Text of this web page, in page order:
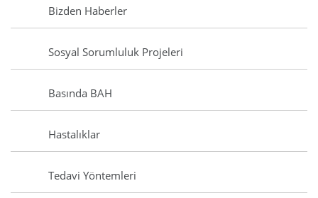
Bizden Haberler
Sosyal Sorumluluk Projeleri
Basında BAH
Hastalıklar
Tedavi Yöntemleri